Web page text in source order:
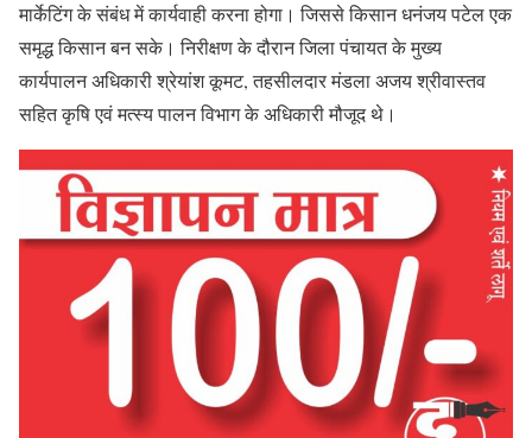
मार्केटिंग के संबंध में कार्यवाही करना होगा। जिससे किसान धनंजय पटेल एक
समृद्ध किसान बन सके। निरीक्षण के दौरान जिला पंचायत के मुख्य
कार्यपालन अधिकारी श्रेयांश कूमट, तहसीलदार मंडला अजय श्रीवास्तव
सहित कृषि एवं मत्स्य पालन विभाग के अधिकारी मौजूद थे।